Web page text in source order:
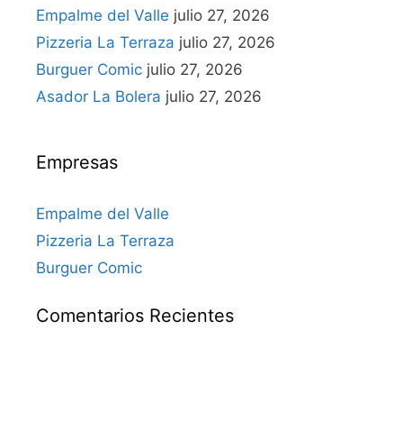
Empalme del Valle julio 27, 2026
Pizzeria La Terraza julio 27, 2026
Burguer Comic julio 27, 2026
Asador La Bolera julio 27, 2026
Empresas
Empalme del Valle
Pizzeria La Terraza
Burguer Comic
Comentarios Recientes